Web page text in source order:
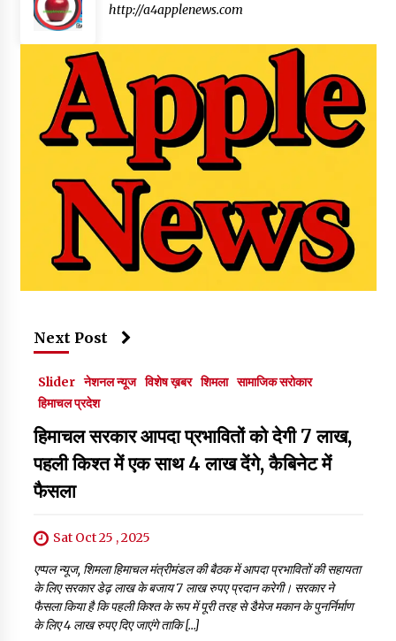
http://a4applenews.com
Next Post
Slider नेशनल न्यूज विशेष ख़बर शिमला सामाजिक सरोकार
हिमाचल प्रदेश
हिमाचल सरकार आपदा प्रभावितों को देगी 7 लाख,
पहली किश्त में एक साथ 4 लाख देंगे, कैबिनेट में
फैसला
Sat Oct 25 , 2025
एप्पल न्यूज, शिमला हिमाचल मंत्रीमंडल की बैठक में आपदा प्रभावितों की सहायता
के लिए सरकार डेढ़ लाख के बजाय 7 लाख रुपए प्रदान करेगी। सरकार ने
फैसला किया है कि पहली किश्त के रूप में पूरी तरह से डैमेज मकान के पुनर्निर्माण
के लिए 4 लाख रुपए दिए जाएंगे ताकि […]